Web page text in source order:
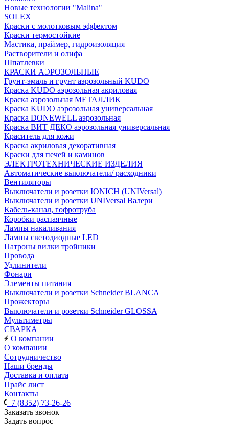
Новые технологии "Malina"
SOLEX
Краски с молотковым эффектом
Краски термостойкие
Мастика, праймер, гидроизоляция
Растворители и олифа
Шпатлевки
КРАСКИ АЭРОЗОЛЬНЫЕ
Грунт-эмаль и грунт аэрозольный KUDO
Краска KUDO аэрозольная акриловая
Краска аэрозольная МЕТАЛЛИК
Краска KUDO аэрозольная универсальная
Краска DONEWELL аэрозольная
Краска ВИТ ДЕКО аэрозольная универсальная
Краситель для кожи
Краска акриловая декоративная
Краски для печей и каминов
ЭЛЕКТРОТЕХНИЧЕСКИЕ ИЗДЕЛИЯ
Автоматические выключатели/ расходники
Вентиляторы
Выключатели и розетки IONICH (UNIVersal)
Выключатели и розетки UNIVersal Валери
Кабель-канал, гофротруба
Коробки распаячные
Лампы накаливания
Лампы светодиодные LED
Патроны вилки тройники
Провода
Удлинители
Фонари
Элементы питания
Выключатели и розетки Schneider BLANCA
Прожекторы
Выключатели и розетки Schneider GLOSSA
Мультиметры
СВАРКА
О компании
О компании
Сотрудничество
Наши бренды
Доставка и оплата
Прайс лист
Контакты
+7 (8352) 73-26-26
Заказать звонок
Задать вопрос